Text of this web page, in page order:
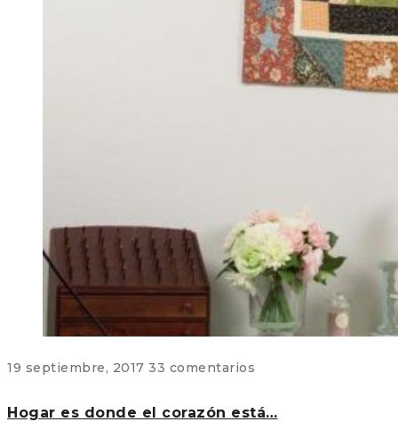
19 septiembre, 2017 33 comentarios
Hogar es donde el corazón está…